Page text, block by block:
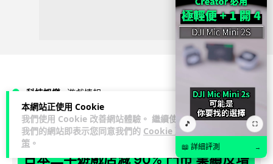
本網站正使用 Cookie
我們使用 Cookie 改善網站體驗。 繼續使用
我們的網站即表示您同意我們的 Cookie 政
策 。
科技娛樂 遊戲情報
Lawton 1 日
日本二手遊戲店減 90% 門市 業績反增
🎵 ⛶
📖 詳細評測 →